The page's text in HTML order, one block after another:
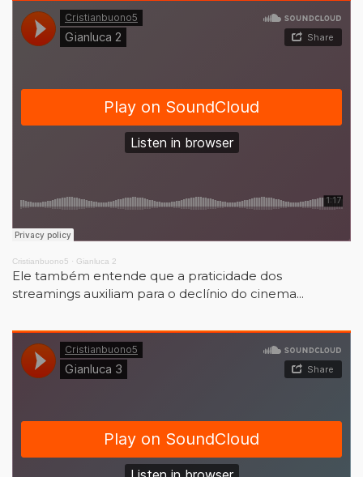
Cristianbuono5 · Gianluca 2
Ele também entende que a praticidade dos
streamings auxiliam para o declínio do cinema...